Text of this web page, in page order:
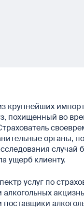
крупнейших
похищенный во
органы,
случай
ущерб клиенту.
услуг по
алкогольных